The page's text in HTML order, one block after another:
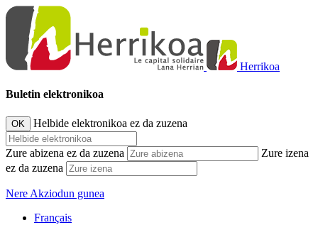
Herrikoa
Buletin elektronikoa
OK Helbide elektronikoa ez da zuzena
Zure abizena ez da zuzena
Zure izena
ez da zuzena
Nere Akziodun gunea
Français